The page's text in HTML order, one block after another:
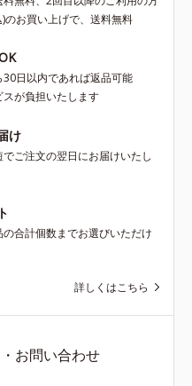
のお買い上げで、送料無料
日以内であれば返品可能
が負担いたします
け
ご注文の翌日にお届けいたし
合計個数までお選びいただけ
詳しくはこちら
お問い合わせ